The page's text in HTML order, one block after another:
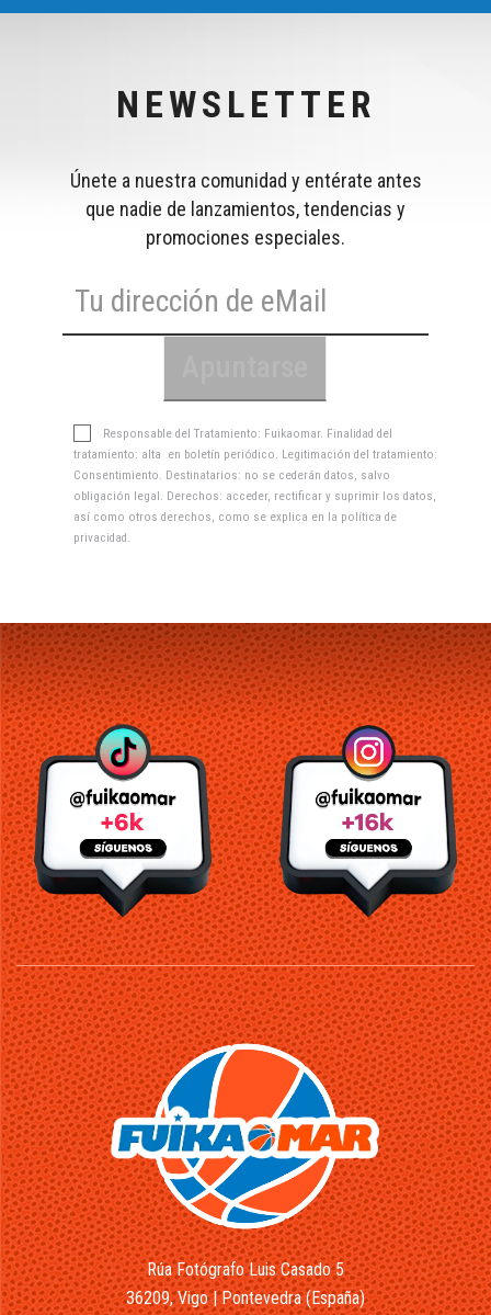
NEWSLETTER
Únete a nuestra comunidad y entérate antes
que nadie de lanzamientos, tendencias y
promociones especiales.
Responsable del Tratamiento: Fuikaomar. Finalidad del
tratamiento: alta en boletín periódico. Legitimación del tratamiento:
Consentimiento. Destinatarios: no se cederán datos, salvo
obligación legal. Derechos: acceder, rectificar y suprimir los datos,
así como otros derechos, como se explica en la política de
privacidad.
Rúa Fotógrafo Luis Casado 5
36209, Vigo | Pontevedra (España)